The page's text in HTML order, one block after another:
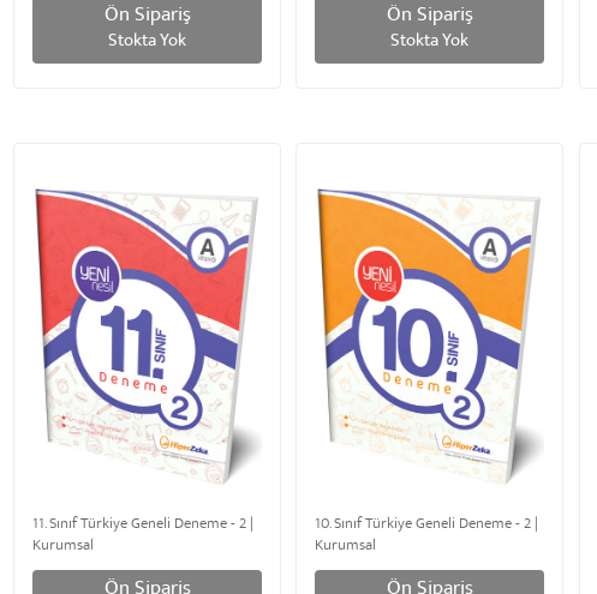
Ön Sipariş
Stokta Yok
Ön Sipariş
Stokta Yok
11. Sınıf Türkiye Geneli Deneme - 2 |
Kurumsal
10. Sınıf Türkiye Geneli Deneme - 2 |
Kurumsal